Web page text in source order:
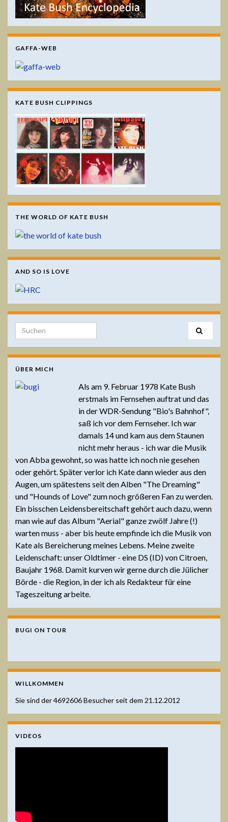
GAFFA-WEB
KATE BUSH CLIPPINGS
THE WORLD OF KATE BUSH
AND SO IS LOVE
Search for:
ÜBER MICH
Als am 9. Februar 1978 Kate Bush
erstmals im Fernsehen auftrat und das
in der WDR-Sendung "Bio's Bahnhof",
saß ich vor dem Fernseher. Ich war
damals 14 und kam aus dem Staunen
nicht mehr heraus - ich war die Musik
von Abba gewohnt, so was hatte ich noch nie gesehen
oder gehört. Später verlor ich Kate dann wieder aus den
Augen, um spätestens seit den Alben "The Dreaming"
und "Hounds of Love" zum noch größeren Fan zu werden.
Ein bisschen Leidensbereitschaft gehört auch dazu, wenn
man wie auf das Album "Aerial" ganze zwölf Jahre (!)
warten muss - aber bis heute empfinde ich die Musik von
Kate als Bereicherung meines Lebens. Meine zweite
Leidenschaft: unser Oldtimer - eine DS (ID) von Citroen,
Baujahr 1968. Damit kurven wir gerne durch die Jülicher
Börde - die Region, in der ich als Redakteur für eine
Tageszeitung arbeite.
BUGI ON TOUR
WILLKOMMEN
Sie sind der4692606Besucher seit dem 21.12.2012
VIDEOS